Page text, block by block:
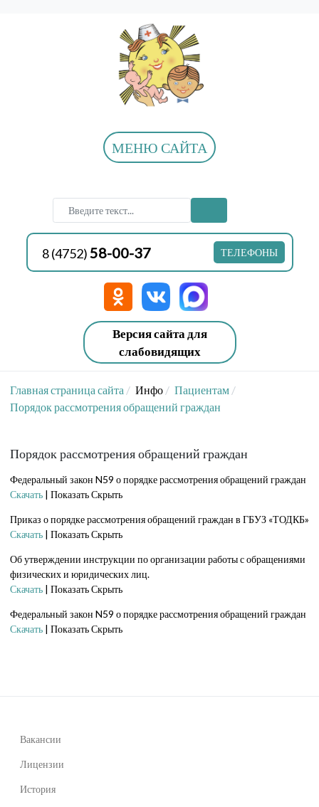
МЕНЮ САЙТА
8 (4752) 58-00-37 ТЕЛЕФОНЫ
Версия сайта для
слабовидящих
Главная страница сайта Инфо
Пациентам
Порядок рассмотрения обращений граждан
Порядок рассмотрения обращений граждан
Федеральный закон N59 о порядке рассмотрения обращений граждан
Скачать | ПоказатьСкрыть
Приказ о порядке рассмотрения обращений граждан в ГБУЗ «ТОДКБ»
Скачать | ПоказатьСкрыть
Об утверждении инструкции по организации работы с обращениями
физических и юридических лиц.
Скачать | ПоказатьСкрыть
Федеральный закон N59 о порядке рассмотрения обращений граждан
Скачать | ПоказатьСкрыть
Вакансии
Лицензии
История